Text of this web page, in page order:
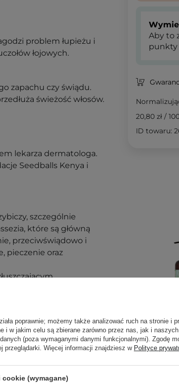
problem łupieżu i
łojowych.
zapachu czy świądu.
świeżość włosów.
lekarza dermatologa.
Seedballs Kenya i
szczególnie
które są główną
przeciwświądowo i
pieczenie oraz
odblokowuje ujścia
skóry głowy i redukując
reguluje ilość
gruczołów
z drzewa
Aby to
punkty
20,80 zł /
ID towaru:
WYBÓR
poprawnie; możemy także analizować ruch na stronie i
i w jakim celu są zbierane zarówno przez nas, jak i
(poza wymaganymi danymi funkcjonalnymi). Zgodę
przeglądarki. Więcej informacji znajdziesz w Polityce
(wymagane)